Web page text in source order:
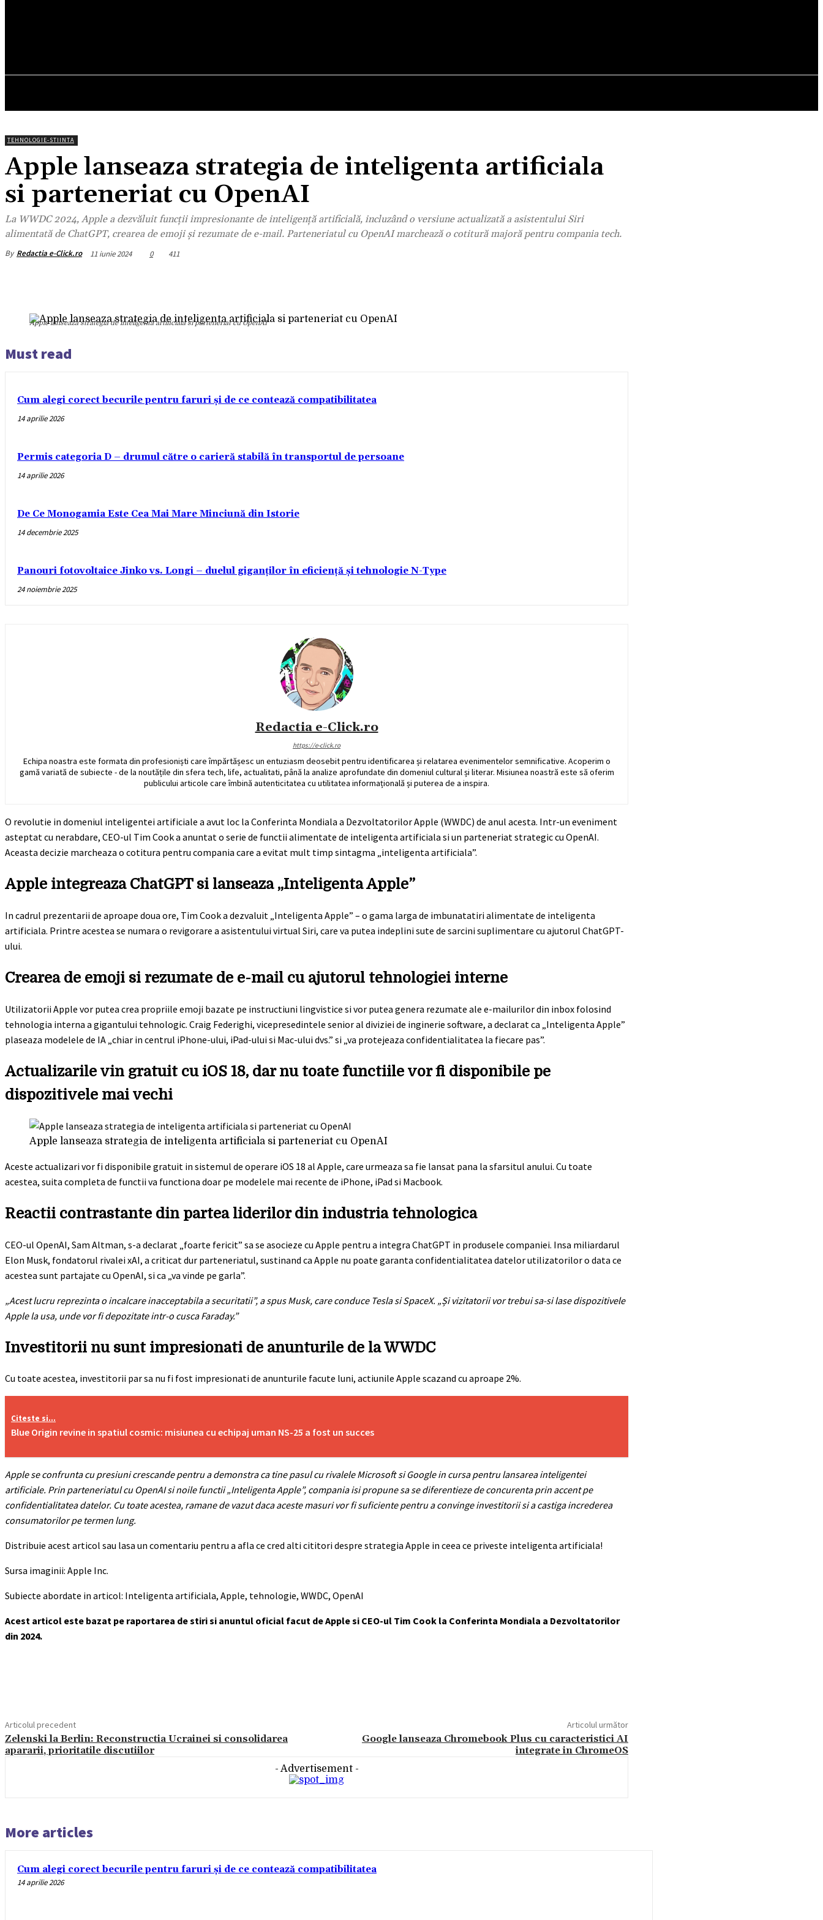
TEHNOLOGIE-STIINTA
Apple lanseaza strategia de inteligenta artificiala
si parteneriat cu OpenAI
La WWDC 2024, Apple a dezvăluit funcții impresionante de inteligență artificială, incluzând o versiune actualizată a asistentului Siri
alimentată de ChatGPT, crearea de emoji și rezumate de e-mail. Parteneriatul cu OpenAI marchează o cotitură majoră pentru compania tech.
By Redactia e-Click.ro 11 iunie 2024 0 411
Apple lanseaza strategia de inteligenta artificiala si parteneriat cu OpenAI
Must read
Cum alegi corect becurile pentru faruri și de ce contează compatibilitatea
14 aprilie 2026
Permis categoria D – drumul către o carieră stabilă în transportul de persoane
14 aprilie 2026
De Ce Monogamia Este Cea Mai Mare Minciună din Istorie
14 decembrie 2025
Panouri fotovoltaice Jinko vs. Longi – duelul giganților în eficiență și tehnologie N-Type
24 noiembrie 2025
Redactia e-Click.ro
https://e-click.ro
Echipa noastra este formata din profesioniști care împărtășesc un entuziasm deosebit pentru identificarea și relatarea evenimentelor semnificative. Acoperim o
gamă variată de subiecte - de la noutățile din sfera tech, life, actualitati, până la analize aprofundate din domeniul cultural și literar. Misiunea noastră este să oferim
publicului articole care îmbină autenticitatea cu utilitatea informațională și puterea de a inspira.
O revolutie in domeniul inteligentei artificiale a avut loc la Conferinta Mondiala a Dezvoltatorilor Apple (WWDC) de anul acesta. Intr-un eveniment
asteptat cu nerabdare, CEO-ul Tim Cook a anuntat o serie de functii alimentate de inteligenta artificiala si un parteneriat strategic cu OpenAI.
Aceasta decizie marcheaza o cotitura pentru compania care a evitat mult timp sintagma „inteligenta artificiala”.
Apple integreaza ChatGPT si lanseaza „Inteligenta Apple”
In cadrul prezentarii de aproape doua ore, Tim Cook a dezvaluit „Inteligenta Apple” – o gama larga de imbunatatiri alimentate de inteligenta
artificiala. Printre acestea se numara o revigorare a asistentului virtual Siri, care va putea indeplini sute de sarcini suplimentare cu ajutorul ChatGPT-
ului.
Crearea de emoji si rezumate de e-mail cu ajutorul tehnologiei interne
Utilizatorii Apple vor putea crea propriile emoji bazate pe instructiuni lingvistice si vor putea genera rezumate ale e-mailurilor din inbox folosind
tehnologia interna a gigantului tehnologic. Craig Federighi, vicepresedintele senior al diviziei de inginerie software, a declarat ca „Inteligenta Apple”
plaseaza modelele de IA „chiar in centrul iPhone-ului, iPad-ului si Mac-ului dvs.” si „va protejeaza confidentialitatea la fiecare pas”.
Actualizarile vin gratuit cu iOS 18, dar nu toate functiile vor fi disponibile pe
dispozitivele mai vechi
Apple lanseaza strategia de inteligenta artificiala si parteneriat cu OpenAI
Aceste actualizari vor fi disponibile gratuit in sistemul de operare iOS 18 al Apple, care urmeaza sa fie lansat pana la sfarsitul anului. Cu toate
acestea, suita completa de functii va functiona doar pe modelele mai recente de iPhone, iPad si Macbook.
Reactii contrastante din partea liderilor din industria tehnologica
CEO-ul OpenAI, Sam Altman, s-a declarat „foarte fericit” sa se asocieze cu Apple pentru a integra ChatGPT in produsele companiei. Insa miliardarul
Elon Musk, fondatorul rivalei xAI, a criticat dur parteneriatul, sustinand ca Apple nu poate garanta confidentialitatea datelor utilizatorilor o data ce
acestea sunt partajate cu OpenAI, si ca „va vinde pe garla”.
„Acest lucru reprezinta o incalcare inacceptabila a securitatii”, a spus Musk, care conduce Tesla si SpaceX. „Și vizitatorii vor trebui sa-si lase dispozitivele
Apple la usa, unde vor fi depozitate intr-o cusca Faraday.”
Investitorii nu sunt impresionati de anunturile de la WWDC
Cu toate acestea, investitorii par sa nu fi fost impresionati de anunturile facute luni, actiunile Apple scazand cu aproape 2%.
Citeste si...
Blue Origin revine in spatiul cosmic: misiunea cu echipaj uman NS-25 a fost un succes
Apple se confrunta cu presiuni crescande pentru a demonstra ca tine pasul cu rivalele Microsoft si Google in cursa pentru lansarea inteligentei
artificiale. Prin parteneriatul cu OpenAI si noile functii „Inteligenta Apple”, compania isi propune sa se diferentieze de concurenta prin accent pe
confidentialitatea datelor. Cu toate acestea, ramane de vazut daca aceste masuri vor fi suficiente pentru a convinge investitorii si a castiga increderea
consumatorilor pe termen lung.
Distribuie acest articol sau lasa un comentariu pentru a afla ce cred alti cititori despre strategia Apple in ceea ce priveste inteligenta artificiala!
Sursa imaginii: Apple Inc.
Subiecte abordate in articol: Inteligenta artificiala, Apple, tehnologie, WWDC, OpenAI
Acest articol este bazat pe raportarea de stiri si anuntul oficial facut de Apple si CEO-ul Tim Cook la Conferinta Mondiala a Dezvoltatorilor
din 2024.
Articolul precedent
Zelenski la Berlin: Reconstructia Ucrainei si consolidarea
apararii, prioritatile discutiilor
Articolul următor
Google lanseaza Chromebook Plus cu caracteristici AI
integrate in ChromeOS
- Advertisement -
More articles
Cum alegi corect becurile pentru faruri și de ce contează compatibilitatea
14 aprilie 2026